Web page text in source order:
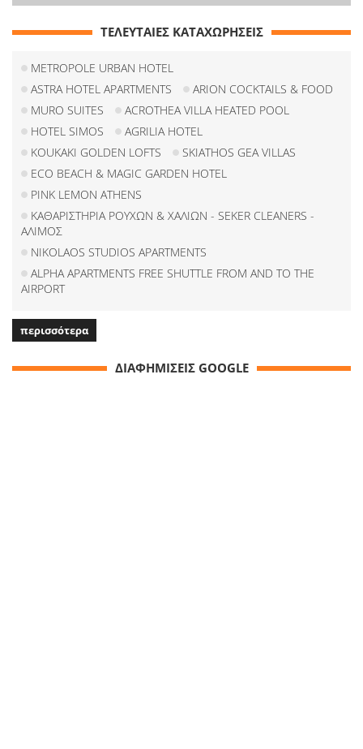
ΤΕΛΕΥΤΑΙΕΣ ΚΑΤΑΧΩΡΗΣΕΙΣ
METROPOLE URBAN HOTEL
ASTRA HOTEL APARTMENTS
ARION COCKTAILS & FOOD
MURO SUITES
ACROTHEA VILLA HEATED POOL
HOTEL SIMOS
AGRILIA HOTEL
KOUKAKI GOLDEN LOFTS
SKIATHOS GEA VILLAS
ECO BEACH & MAGIC GARDEN HOTEL
PINK LEMON ATHENS
ΚΑΘΑΡΙΣΤΗΡΙΑ ΡΟΥΧΩΝ & ΧΑΛΙΩΝ - SEKER CLEANERS -
ΑΛΙΜΟΣ
NIKOLAOS STUDIOS APARTMENTS
ALPHA APARTMENTS FREE SHUTTLE FROM AND TO THE
AIRPORT
περισσότερα
ΔΙΑΦΗΜΙΣΕΙΣ GOOGLE